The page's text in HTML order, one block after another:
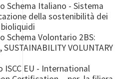
Italiano - Sistema
della sostenibilità dei
Volontario 2BS:
SUSTAINABILITY VOLUNTARY
EU - International